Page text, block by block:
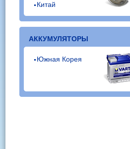
Китай
АККУМУЛЯТОРЫ
Южная Корея